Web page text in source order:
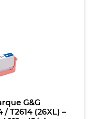
G&G
T2614 (26XL) –